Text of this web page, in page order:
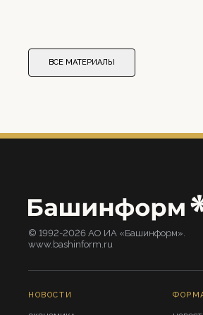
ВСЕ МАТЕРИАЛЫ
© 1992-2026 АО ИА «Башинформ».
www.bashinform.ru
НОВОСТИ